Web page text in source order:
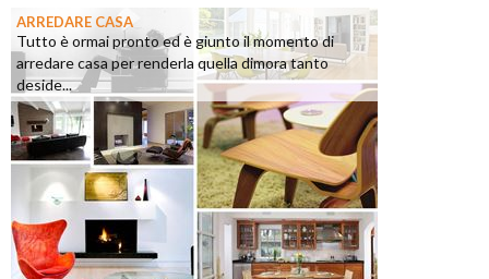
ARREDARE CASA
Tutto è ormai pronto ed è giunto il momento di
arredare casa per renderla quella dimora tanto
deside...